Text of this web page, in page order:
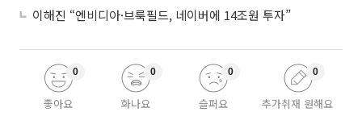
이해진 “엔비디아·브룩필드, 네이버에 14조원 투자”
좋아요
0
화나요
0
슬퍼요
0
추가취재 원해요
0